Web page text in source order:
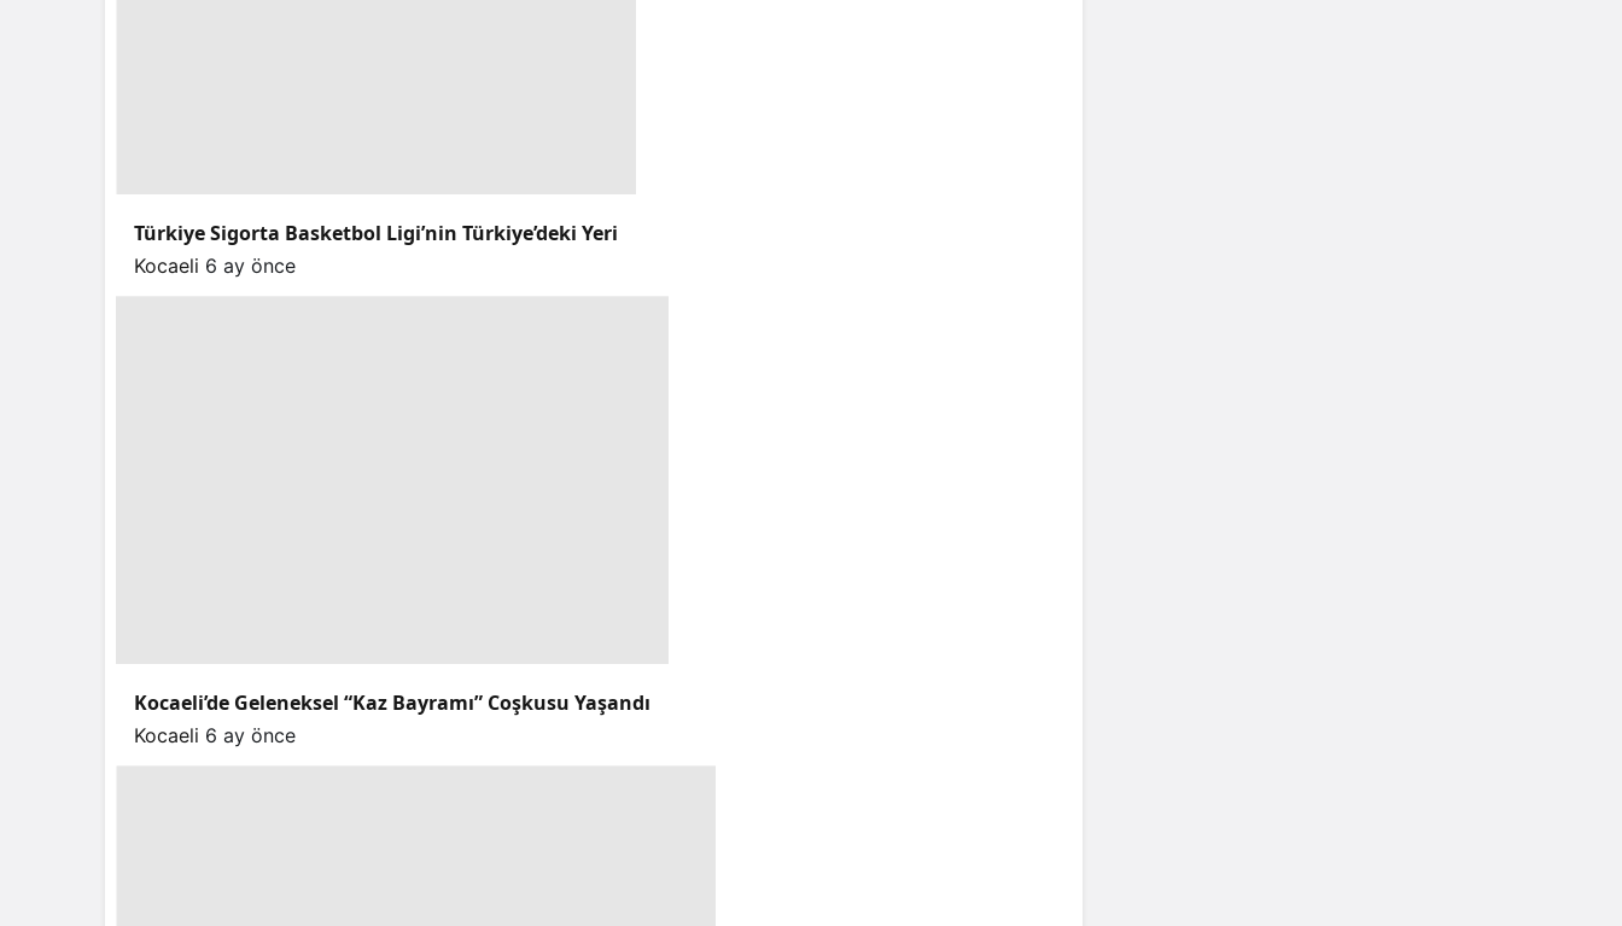
Türkiye Sigorta Basketbol Ligi’nin Türkiye’deki Yeri
Kocaeli 6 ay önce
Kocaeli’de Geleneksel “Kaz Bayramı” Coşkusu Yaşandı
Kocaeli 6 ay önce